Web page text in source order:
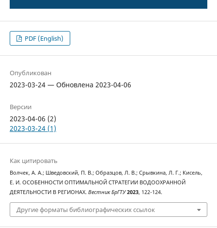
PDF (English)
Опубликован
2023-03-24 — Обновлена 2023-04-06
Версии
2023-04-06 (2)
2023-03-24 (1)
Как цитировать
Волчек, А. А.; Шведовский, П. В.; Образцов, Л. В.; Срывкина, Л. Г.; Кисель,
Е. И. ОСОБЕННОСТИ ОПТИМАЛЬНОЙ СТРАТЕГИИ ВОДООХРАННОЙ
ДЕЯТЕЛЬНОСТИ В РЕГИОНАХ. Вестник БрГТУ 2023, 122-124.
Другие форматы библиографических ссылок